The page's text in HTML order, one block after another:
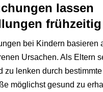
lassen
bei Kindern basieren
Ursachen. Als Eltern
zu lenken durch
möglichst gesund zu